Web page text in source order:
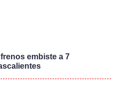
embiste a 7